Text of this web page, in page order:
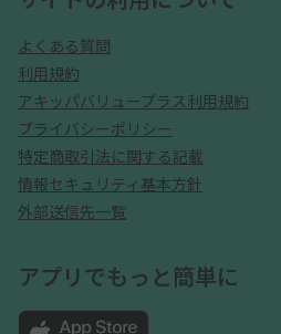
よくある質問
利用規約
アキッパバリュープラス利用規約
プライバシーポリシー
特定商取引法に関する記載
情報セキュリティ基本方針
外部送信先一覧
アプリでもっと簡単に